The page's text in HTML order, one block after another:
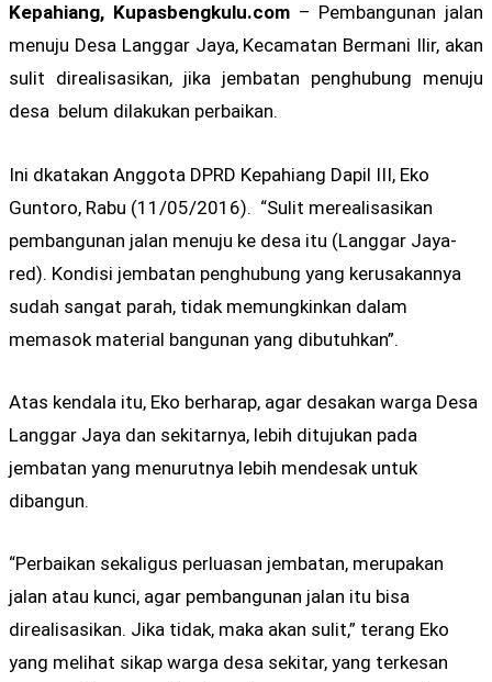
Kepahiang, Kupasbengkulu.com– Pembangunan jalan
menuju Desa Langgar Jaya, Kecamatan Bermani Ilir, akan
sulit direalisasikan, jika jembatan penghubung menuju
desa belum dilakukan perbaikan.
Ini dkatakan Anggota DPRD Kepahiang Dapil III, Eko
Guntoro, Rabu (11/05/2016). “Sulit merealisasikan
pembangunan jalan menuju ke desa itu (Langgar Jaya-
red). Kondisi jembatan penghubung yang kerusakannya
sudah sangat parah, tidak memungkinkan dalam
memasok material bangunan yang dibutuhkan”.
Atas kendala itu, Eko berharap, agar desakan warga Desa
Langgar Jaya dan sekitarnya, lebih ditujukan pada
jembatan yang menurutnya lebih mendesak untuk
dibangun.
“Perbaikan sekaligus perluasan jembatan, merupakan
jalan atau kunci, agar pembangunan jalan itu bisa
direalisasikan. Jika tidak, maka akan sulit,” terang Eko
yang melihat sikap warga desa sekitar, yang terkesan